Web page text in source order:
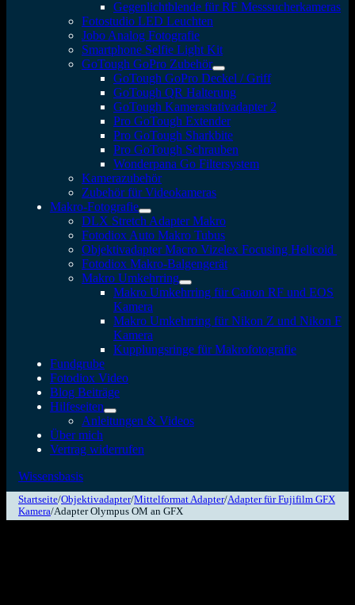
Gegenlichtblende für RF Messsucherkameras
Fotostudio LED Leuchten
Jobo Analog Fotografie
Smartphone Selfie Light Kit
GoTough GoPro Zubehör
GoTough GoPro Deckel / Griff
GoTough QR Halterung
GoTough Kamerastativadapter 2
Pro GoTough Extender
Pro GoTough Sharkbite
Pro GoTough Schrauben
Wonderpana Go Filtersystem
Kamerazubehör
Zubehör für Videokameras
Makro-Fotografie
DLX Stretch Adapter Makro
Fotodiox Auto Makro Tubus
Objektivadapter Macro Vizelex Focusing Helicoid
Fotodiox Makro-Balgengerät
Makro Umkehrring
Makro Umkehrring für Canon RF und EOS
Kamera
Makro Umkehrring für Nikon Z und Nikon F
Kamera
Kupplungsringe für Makrofotografie
Fundgrube
Fotodiox Video
Blog Beiträge
Hilfeseiten
Anleitungen & Videos
Über mich
Vertrag widerrufen
Wissensbasis
Startseite/Objektivadapter/Mittelformat Adapter/Adapter für Fujifilm GFX
Kamera/Adapter Olympus OM an GFX